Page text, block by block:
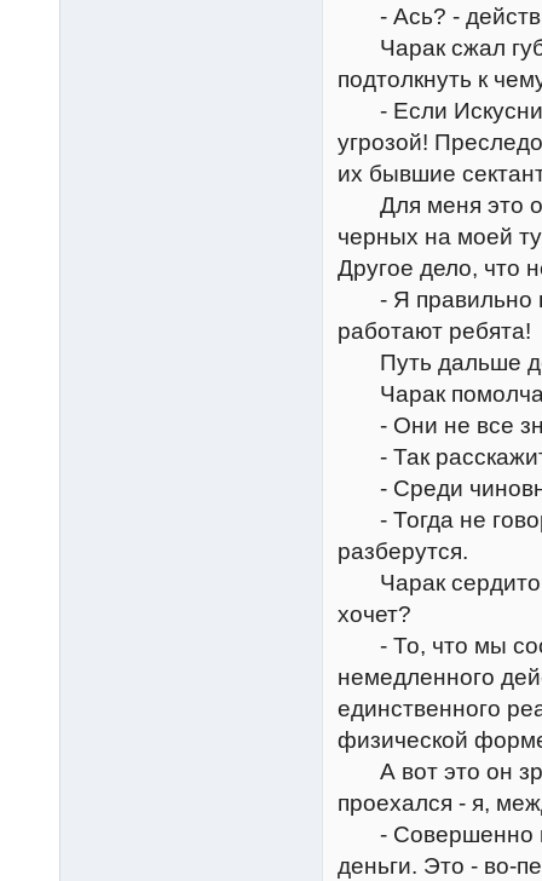
- Ась? -
Чарак сжал
подтолкнуть к
- Если
угрозой!
их бывшие
Для меня это
черных на моей
Другое дело, что
- Я правильно
работают ребята!
Путь дальше
Чарак
- Они не все
- Так
- Среди
- Тогда не
разберутся.
Чарак сердито
хочет?
- То, что мы
немедленного
единственного
физической
А вот это он
проехался - я,
- Совершенно
деньги. Это - во-